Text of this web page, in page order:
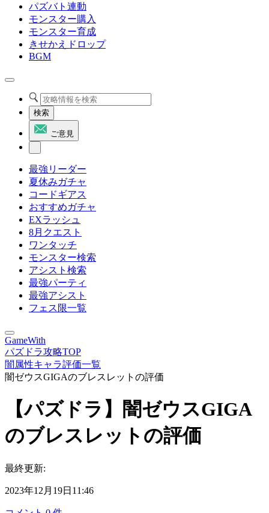
パズバト連動
モンスター購入
モンスター育成
きせかえドロップ
BGM
検索
ご意見
最強リーダー
夏休みガチャ
コードギアス
おすすめガチャ
EXラッシュ
8月クエスト
ワンタッチ
モンスター検索
アシスト検索
最強パーティ
最強アシスト
フェス限一覧
GameWith
パズドラ攻略TOP
闇属性キャラ評価一覧
闇ゼウスGIGAのブレスレットの評価
【パズドラ】闇ゼウスGIGA
のブレスレットの評価
最終更新:
2023年12月19日11:46